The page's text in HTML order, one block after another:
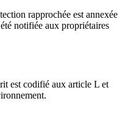
rapprochée est annexée
notifiée aux propriétaires
est codifié aux article L et